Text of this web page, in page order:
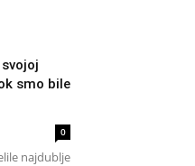
smo bile
0
najdublje